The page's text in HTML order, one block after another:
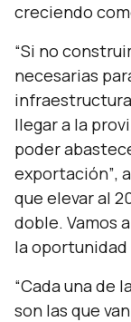
creciendo
“Si no
necesarias
infraestructura
llegar a la
poder
exportación”,
que elevar al
doble. Vamos
la oportunidad
“Cada una de
son las que